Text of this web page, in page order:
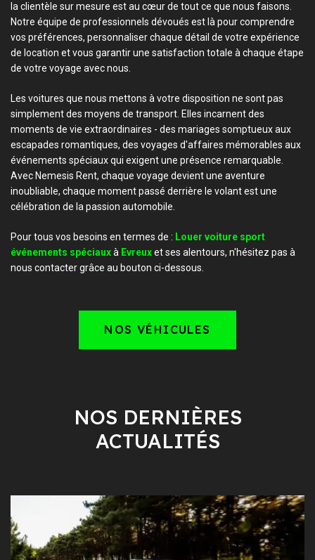
la clientèle sur mesure est au cœur de tout ce que nous faisons.
Notre équipe de professionnels dévoués est là pour comprendre
vos préférences, personnaliser chaque détail de votre expérience
de location et vous garantir une satisfaction totale à chaque étape
de votre voyage avec nous.
Les voitures que nous mettons à votre disposition ne sont pas
simplement des moyens de transport. Elles incarnent des
moments de vie extraordinaires - des mariages somptueux aux
escapades romantiques, des voyages d'affaires mémorables aux
événements spéciaux qui exigent une présence remarquable.
Avec Nemesis Rent, chaque voyage devient une aventure
inoubliable, chaque moment passé derrière le volant est une
célébration de la passion automobile.
Pour tous vos besoins en termes de : Louer voiture sport
événements spéciauxà Evreuxet ses alentours, n'hésitez pas à
nous contacter grâce au bouton ci-dessous.
NOS VÉHICULES
NOS DERNIÈRES
ACTUALITÉS